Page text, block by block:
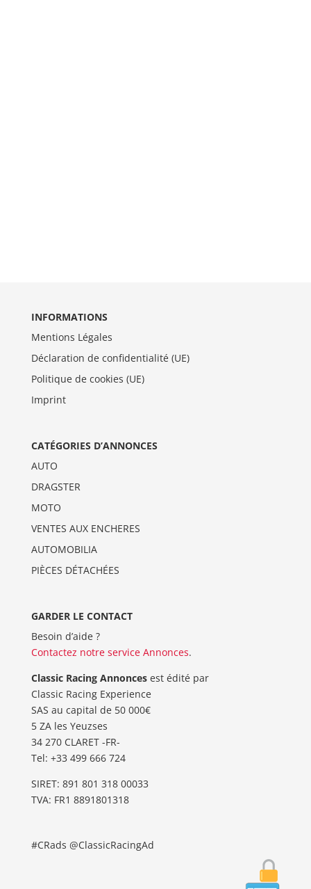
INFORMATIONS
Mentions Légales
Déclaration de confidentialité (UE)
Politique de cookies (UE)
Imprint
CATÉGORIES D’ANNONCES
AUTO
DRAGSTER
MOTO
VENTES AUX ENCHERES
AUTOMOBILIA
PIÈCES DÉTACHÉES
GARDER LE CONTACT
Besoin d’aide ?
Contactez notre service Annonces.
Classic Racing Annoncesest édité par
Classic Racing Experience
SAS au capital de 50 000€
5 ZA les Yeuzses
34 270 CLARET -FR-
Tel: ‭+33 499 666 724‬
SIRET: 891 801 318 00033
TVA: FR1 8891801318
#CRads @ClassicRacingAd